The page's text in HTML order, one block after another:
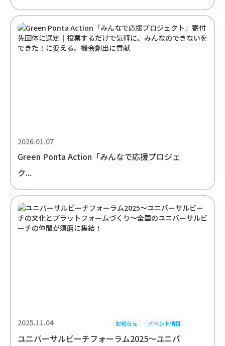
2026.01.07
Green Ponta Action「みんなで応援プロジェ
ク...
2025.11.04 お知らせ イベント情報
ユニバーサルビーチフォーラム2025～ユニバ